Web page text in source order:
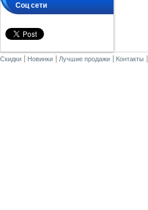
Соц сети
Скидки Новинки Лучшие продажи Контакты